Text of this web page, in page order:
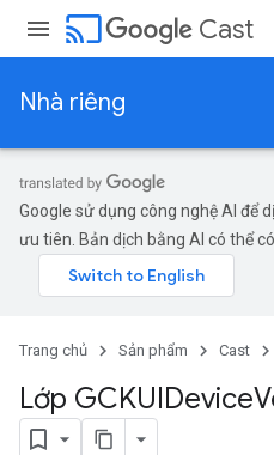
cast Cast
Nhà riêng
Google sử dụng công nghệ AI để
ưu tiên. Bản dịch bằng AI có thể có
Trang chủ Sản phẩm Cast
Lớp GCKUIDevice